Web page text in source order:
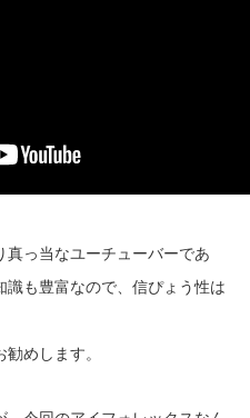
っ当なユーチューバーであ
識も豊富なので、信ぴょう性は
めします。